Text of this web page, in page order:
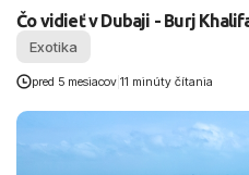
Čo vidieť v Dubaji - Burj
Exotika
pred 5 mesiacov 11 minúty čítania